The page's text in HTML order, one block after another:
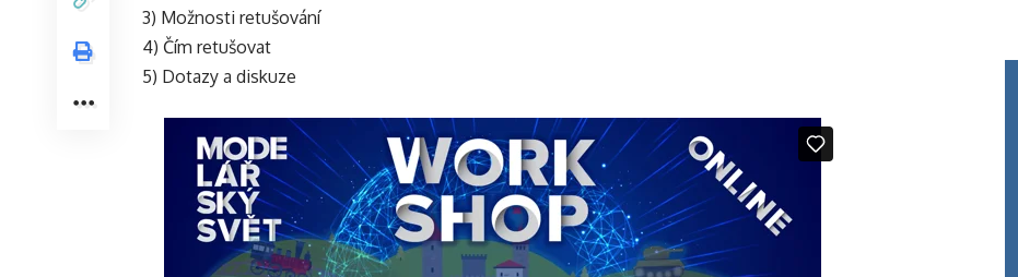
3) Možnosti retušování
4) Čím retušovat
5) Dotazy a diskuze